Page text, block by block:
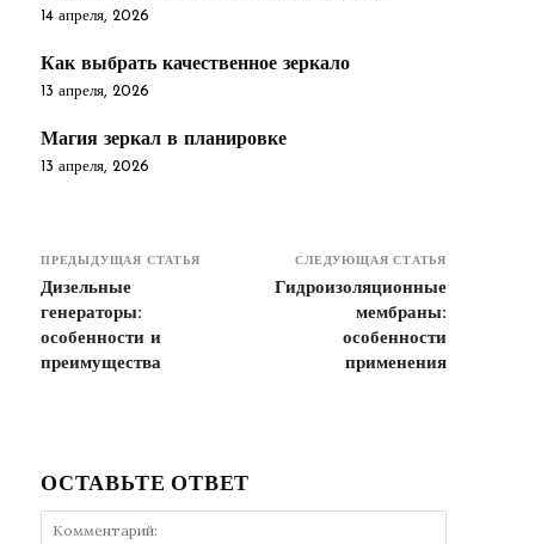
14 апреля, 2026
Как выбрать качественное зеркало
13 апреля, 2026
Магия зеркал в планировке
13 апреля, 2026
ПРЕДЫДУЩАЯ СТАТЬЯ
Дизельные
генераторы:
особенности и
преимущества
СЛЕДУЮЩАЯ СТАТЬЯ
Гидроизоляционные
мембраны:
особенности
применения
ОСТАВЬТЕ ОТВЕТ